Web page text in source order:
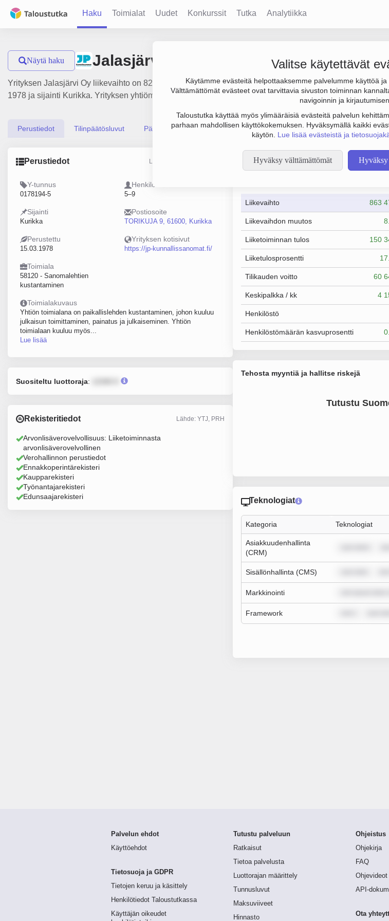
Haku Toimialat Uudet Konkurssit Tutka Analytiikka
Valitse käytettävät
Käytämme evästeitä helpottaaksemme palvelumme käyttöä
Välttämättömät evästeet ovat tarvittavia sivuston toiminnan
navigoinnin ja kirjautumisen.
Taloustutka käyttää myös ylimääräisiä evästeitä palvelun
parhaan mahdollisen käyttökokemuksen. Hyväksymällä kaikki
käytön. Lue lisää evästeistä ja
Hyväksy välttämättömät Hyväksy
Näytä haku Jalasjärvi Oy
Yrityksen Jalasjärvi Oy liikevaihto on 821 000 €, tulos 119 000 € ja henkilöstömäärä 8. Sen päätoimiala
1978 ja sijainti Kurikka. Yrityksen yhtiömuoto Osakeyhtiö (OY).
Perustiedot Tilinpäätösluvut Päättäjätiedot
Perustiedot Lähde: YTJ, PRH, Traficom
Y-tunnus
0178194-5
Henkilöstömäärä
5–9
Sijainti
Kurikka
Postiosoite
TORIKUJA 9, 61600, Kurikka
Perustettu
15.03.1978
Yrityksen kotisivut
https://jp-kunnallissanomat.fi/
Toimiala
58120 - Sanomalehtien
kustantaminen
Toimialakuvaus
Yhtiön toimialana on paikallislehden kustantaminen, johon kuuluu
julkaisun toimittaminen, painatus ja julkaiseminen. Yhtiön
toimialaan kuuluu myös...
Lue lisää
Suositeltu luottoraja:
Rekisteritiedot Lähde: YTJ, PRH
Arvonlisäverovelvollisuus: Liiketoiminnasta
arvonlisäverovelvollinen
Verohallinnon perustiedot
Ennakkoperintärekisteri
Kaupparekisteri
Työnantajarekisteri
Edunsaajarekisteri
Taloustiedot
Liikevaihto 863
Liikevaihdon muutos
Liiketoiminnan tulos 150
Liiketulosprosentti
Tilikauden voitto 60
Keskipalkka / kk 4
Henkilöstö
Henkilöstömäärän kasvuprosentti
Tehosta myyntiä ja hallitse riskejä
Tutustu
Teknologiat
Kategoria Teknologiat
Asiakkuudenhallinta
(CRM)
Sisällönhallinta (CMS)
Markkinointi
Framework
Palvelun ehdot
Käyttöehdot
Tietosuoja ja GDPR
Tietojen keruu ja käsittely
Henkilötiedot Taloustutkassa
Käyttäjän oikeudet
Tutustu palveluun
Ratkaisut
Tietoa palvelusta
Luottorajan määrittely
Tunnusluvut
Maksuviiveet
Hinnasto
Ohjeistus
Ohjekirja
FAQ
Ohjevideot
API-
Ota